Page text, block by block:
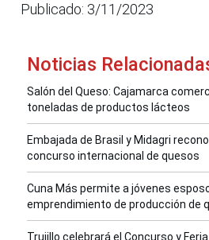
Publicado: 3/11/2023
Noticias
Salón del Queso: Cajamarca
toneladas de productos lácteos
Embajada de Brasil y Midagri
concurso internacional de quesos
Cuna Más permite a jóvenes
emprendimiento de producción de
Trujillo celebrará el Concurso y